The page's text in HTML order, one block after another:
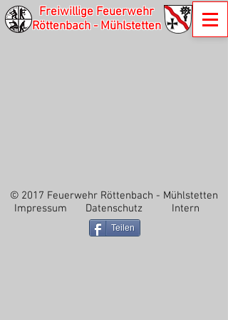
Freiwillige Feuerwehr
Röttenbach - Mühlstetten
© 2017 Feuerwehr Röttenbach - Mühlstetten
Impressum
Datenschutz Intern
Teilen